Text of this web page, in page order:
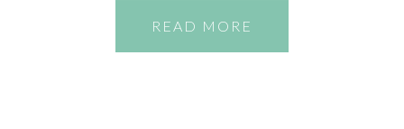
READ MORE